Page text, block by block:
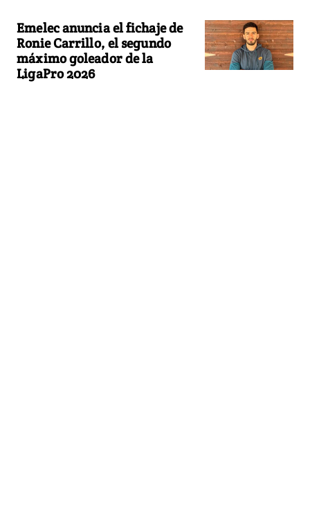
Emelec anuncia el fichaje de
Ronie Carrillo, el segundo
máximo goleador de la
LigaPro 2026